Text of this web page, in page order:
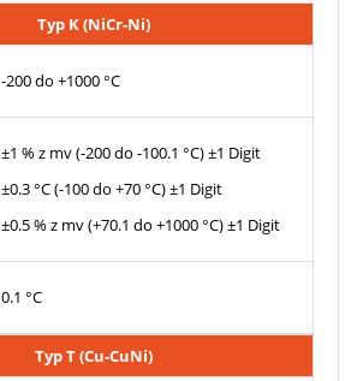
Typ K (NiCr-Ni)
-200 do +1000 °C
±1 % z mv (-200 do -100.1 °C) ±1 Digit
±0.3 °C (-100 do +70 °C) ±1 Digit
±0.5 % z mv (+70.1 do +1000 °C) ±1 Digit
0.1 °C
Typ T (Cu-CuNi)